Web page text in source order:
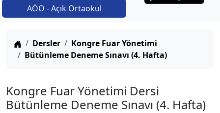
AÖO - Açık Ortaokul
Anasayfa
Dersler
Kongre Fuar Yönetimi
Bütünleme Deneme Sınavı (4. Hafta)
Kongre Fuar Yönetimi Dersi
Bütünleme Deneme Sınavı (4. Hafta)